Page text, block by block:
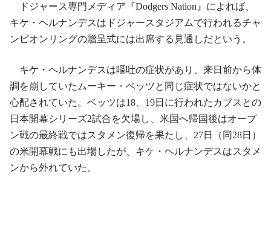
ドジャース専門メディア『Dodgers Nation』によれば、
キケ・ヘルナンデスはドジャースタジアムで行われるチャ
ンピオンリングの贈呈式には出席する見通しだという。
キケ・ヘルナンデスは嘔吐の症状があり、来日前から体
調を崩していたムーキー・ベッツと同じ症状ではないかと
心配されていた。ベッツは18、19日に行われたカブスとの
日本開幕シリーズ2試合を欠場し、米国へ帰国後はオープ
ン戦の最終戦ではスタメン復帰を果たし、27日（同28日）
の米開幕戦にも出場したが、キケ・ヘルナンデスはスタメ
ンから外れていた。